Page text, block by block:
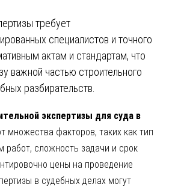
требует
специалистов и точного
актам и стандартам, что
важной частью строительного
разбирательств.
экспертизы для суда в
множества факторов, таких как тип
работ, сложность задачи и срок
цены на проведение
в судебных делах могут